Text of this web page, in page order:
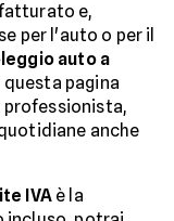
e,
per l'auto o per il
auto a
pagina
professionista,
anche
IVAè la